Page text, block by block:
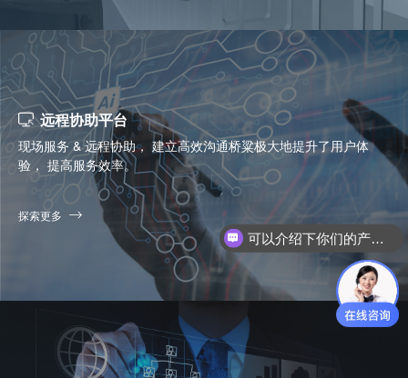
远程协助平台
现场服务 & 远程协助， 建立高效沟通桥粱极大地提升了用户体
验， 提高服务效率。
探索更多
你们是怎么收费的呢？